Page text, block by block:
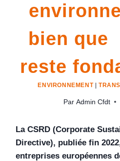
bien que
reste
ENVIRONNEMENT|
Par Admin Cfdt
La CSRD (Corporate
Directive), publiée fin
entreprises européennes